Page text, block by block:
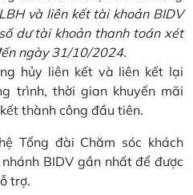
và liên kết tài khoản BIDV
dư tài khoản thanh toán xét
ngày 31/10/2024.
hủy liên kết và liên kết lại
trình, thời gian khuyến mãi
thành công đầu tiên.
Tổng đài Chăm sóc khách
BIDV gần nhất để được
trợ.